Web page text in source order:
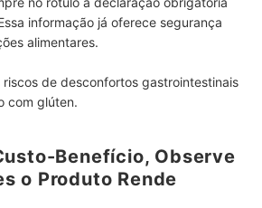
informação já oferece segurança
alimentares.
riscos de desconfortos gastrointestinais
com glúten.
Benefício, Observe
o Produto Rende